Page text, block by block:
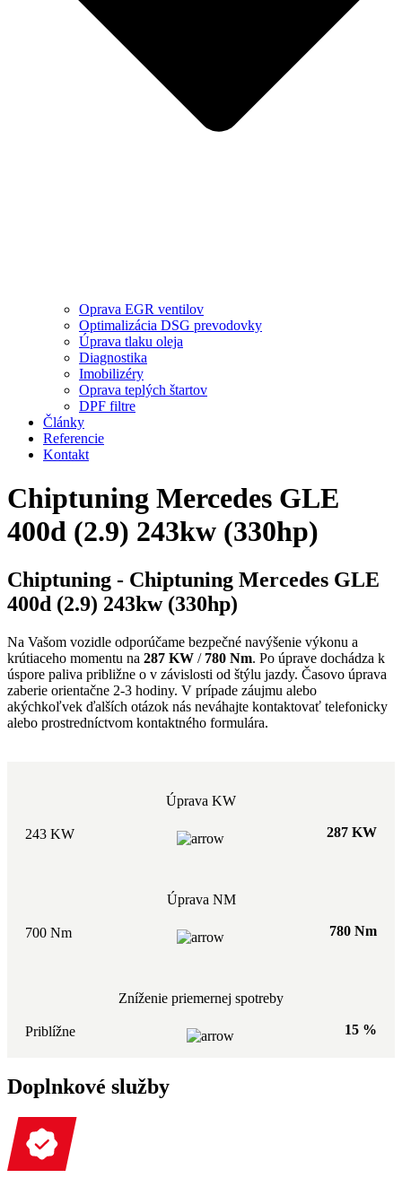
Oprava EGR ventilov
Optimalizácia DSG prevodovky
Úprava tlaku oleja
Diagnostika
Imobilizéry
Oprava teplých štartov
DPF filtre
Články
Referencie
Kontakt
Chiptuning Mercedes GLE
400d (2.9) 243kw (330hp)
Chiptuning - Chiptuning Mercedes GLE
400d (2.9) 243kw (330hp)
Na Vašom vozidle odporúčame bezpečné navýšenie výkonu a
krútiaceho momentu na 287 KW / 780 Nm. Po úprave dochádza k
úspore paliva približne o v závislosti od štýlu jazdy. Časovo úprava
zaberie orientačne 2-3 hodiny. V prípade záujmu alebo
akýchkoľvek ďalších otázok nás neváhajte kontaktovať telefonicky
alebo prostredníctvom kontaktného formulára.
Úprava KW
243 KW 287 KW
Úprava NM
700 Nm 780 Nm
Zníženie priemernej spotreby
Priblížne 15 %
Doplnkové služby